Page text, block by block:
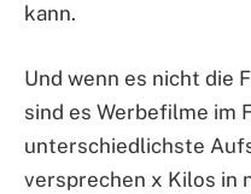
kann.
Und wenn es nicht die
sind es Werbefilme im
unterschiedlichste
versprechen x Kilos in